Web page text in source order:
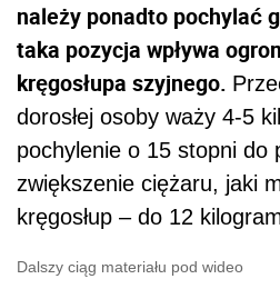
należy ponadto pochylać
taka pozycja wpływa
kręgosłupa szyjnego.
dorosłej osoby waży 4-5
pochylenie o 15 stopni do
zwiększenie ciężaru, jaki
kręgosłup – do 12
Dalszy ciąg materiału pod wideo